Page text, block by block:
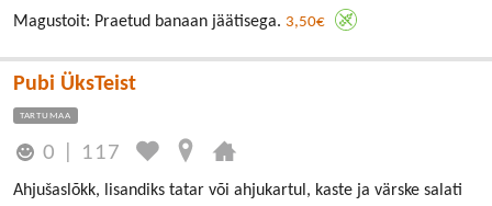
Magustoit: Praetud banaan jäätisega. 3,50€
Pubi ÜksTeist
TARTUMAA
0 117
Ahjušaslõkk, lisandiks tatar või ahjukartul, kaste ja värske salati